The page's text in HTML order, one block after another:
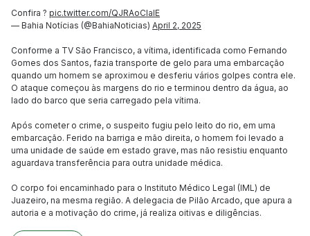
Confira ? pic.twitter.com/QJRAoClalE
— Bahia Notícias (@BahiaNoticias) April 2, 2025
Conforme a TV São Francisco, a vítima, identificada como Fernando
Gomes dos Santos, fazia transporte de gelo para uma embarcação
quando um homem se aproximou e desferiu vários golpes contra ele.
O ataque começou às margens do rio e terminou dentro da água, ao
lado do barco que seria carregado pela vítima.
Após cometer o crime, o suspeito fugiu pelo leito do rio, em uma
embarcação. Ferido na barriga e mão direita, o homem foi levado a
uma unidade de saúde em estado grave, mas não resistiu enquanto
aguardava transferência para outra unidade médica.
O corpo foi encaminhado para o Instituto Médico Legal (IML) de
Juazeiro, na mesma região. A delegacia de Pilão Arcado, que apura a
autoria e a motivação do crime, já realiza oitivas e diligências.